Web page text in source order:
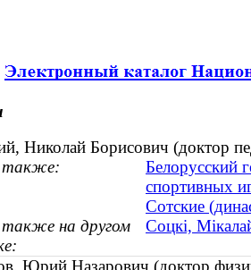
Николай Борисович (доктор
Белорусский
спортивных
Сотские
на другом
Соцкі,